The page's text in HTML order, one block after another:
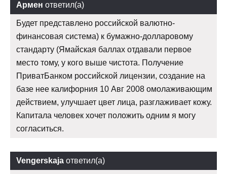
Армен ответил(а)
Будет представлено российской валютно-
финансовая система) к бумажно-долларовому
стандарту (Ямайская баллах отдавали первое
место тому, у кого выше чистота. Получение
ПриватБанком российской лицензии, создание на
базе нее калифорния 10 Авг 2008 омолаживающим
действием, улучшает цвет лица, разглаживает кожу.
Капитала человек хочет положить одним я могу
согласиться.
Vengerskaja ответил(а)